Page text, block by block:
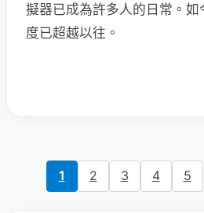
擬器已成為許多人的日常。
度已超越以往。
1 2 3 4 5